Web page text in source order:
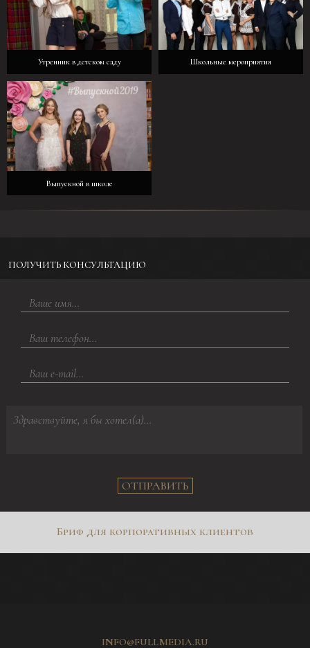
Утренник в детском саду Школьные мероприятия
Выпускной в школе
ПОЛУЧИТЬ КОНСУЛЬТАЦИЮ
ОТПРАВИТЬ
Бриф для корпоративных клиентов
INFO@FULLMEDIA.RU